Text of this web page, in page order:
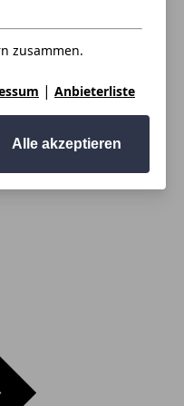
zusammen.
| Anbieterliste
Alle akzeptieren